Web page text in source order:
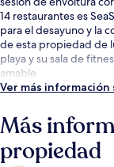
14 restaurantes es
para el desayuno y la
de esta propiedad de
playa y su sala de
amable.
Ver más
Más
propiedad